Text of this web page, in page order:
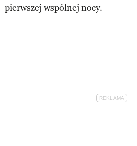
pierwszej wspólnej nocy.